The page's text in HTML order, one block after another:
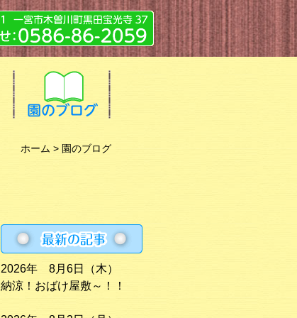
ホーム > 園のブログ
2026年 8月6日（木）
納涼！おばけ屋敷～！！